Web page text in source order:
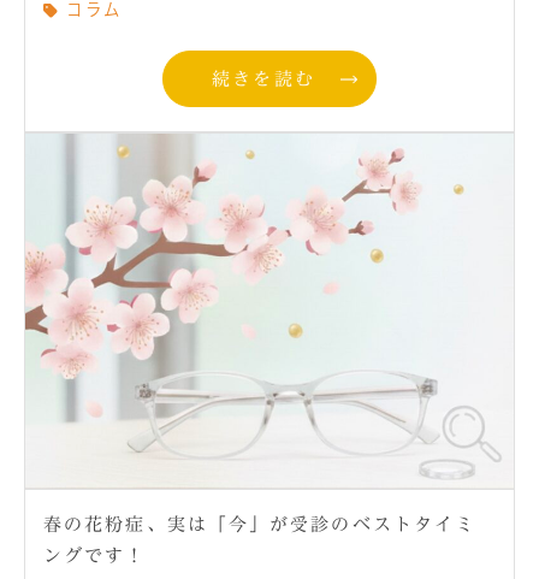
コラム
続きを読む
春の花粉症、実は「今」が受診のベストタイミ
ングです！